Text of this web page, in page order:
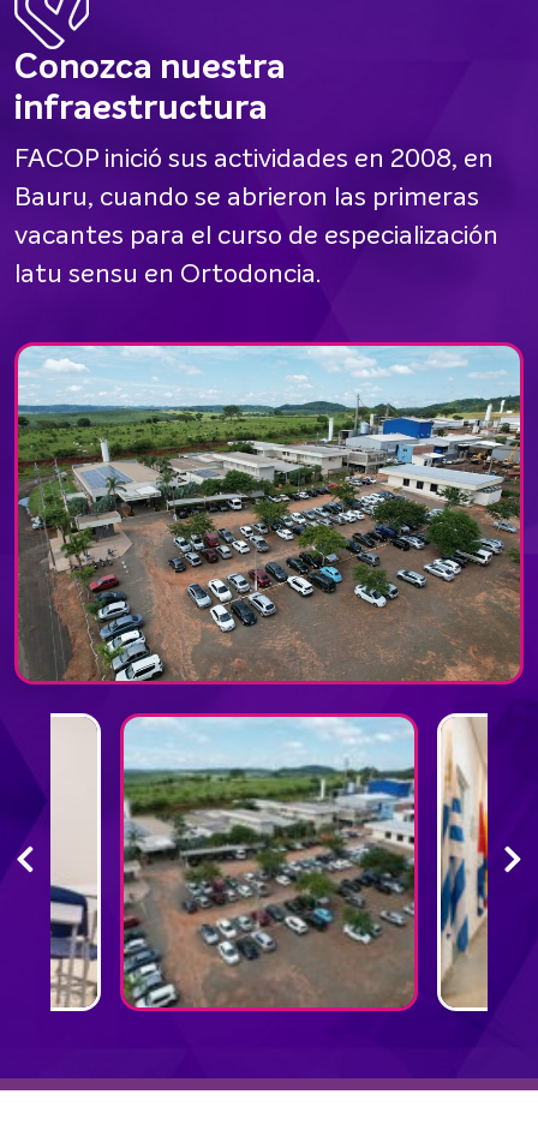
Conozca nuestra
infraestructura
FACOP inició sus actividades en 2008, en
Bauru, cuando se abrieron las primeras
vacantes para el curso de especialización
latu sensu en Ortodoncia.